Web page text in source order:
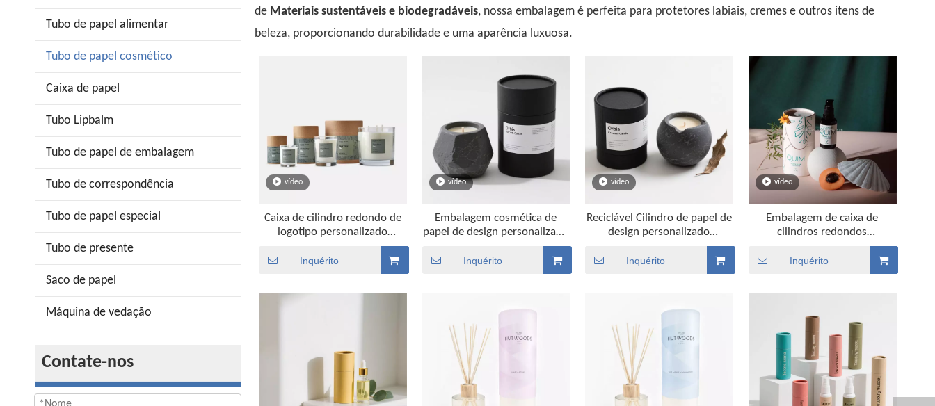
Tubo de papel alimentar
Tubo de papel cosmético
Caixa de papel
Tubo Lipbalm
Tubo de papel de embalagem
Tubo de correspondência
Tubo de papel especial
Tubo de presente
Saco de papel
Máquina de vedação
Contate-nos
de Materiais sustentáveis ​​e biodegradáveis, nossa embalagem é perfeita para protetores labiais, cremes e outros itens de
beleza, proporcionando durabilidade e uma aparência luxuosa.
vídeo
Caixa de cilindro redondo de
logotipo personalizado
embalagem de vela de
Inquérito
vídeo
Embalagem cosmética de
papel de design personalizado
biodegradável para latas de
vela
Inquérito
vídeo
Reciclável Cilindro de papel de
design personalizado
embalagem cosmética para
latas de vela
Inquérito
vídeo
Embalagem de caixa de
cilindros redondos
biodegradáveis para garrafa
de óleo essencial
Inquérito